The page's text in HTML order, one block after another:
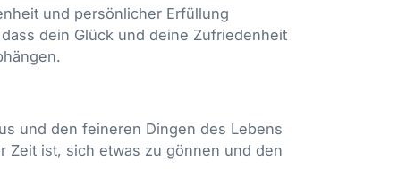
und persönlicher Erfüllung
dein Glück und deine Zufriedenheit
und den feineren Dingen des Lebens
Zeit ist, sich etwas zu gönnen und den